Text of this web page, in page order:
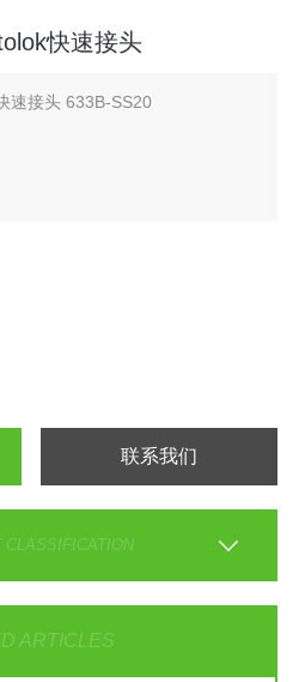
快速接头
速接头 633B-SS20
联系我们
CLASSIFICATION
ARTICLES